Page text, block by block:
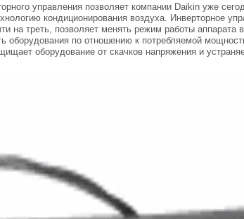
управления позволяет компании Daikin уже
кондиционирования воздуха. Инверторное
на треть, позволяет менять режим работы
оборудования по отношению к потребляемой
оборудование от скачков напряжения и